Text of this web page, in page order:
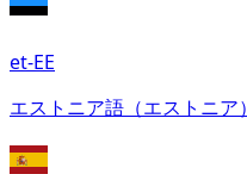
et-EE
エストニア語（エストニア）